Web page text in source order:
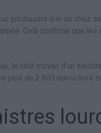
produisent loin de chez
Cela confirme que
le coût moyen d’un
plus de 2 800 euros hors